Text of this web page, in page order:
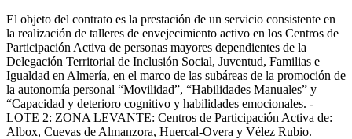
El objeto del contrato es la prestación de un servicio consistente en
la realización de talleres de envejecimiento activo en los Centros de
Participación Activa de personas mayores dependientes de la
Delegación Territorial de Inclusión Social, Juventud, Familias e
Igualdad en Almería, en el marco de las subáreas de la promoción de
la autonomía personal “Movilidad”, “Habilidades Manuales” y
“Capacidad y deterioro cognitivo y habilidades emocionales. -
LOTE 2: ZONA LEVANTE: Centros de Participación Activa de:
Albox, Cuevas de Almanzora, Huercal-Overa y Vélez Rubio.